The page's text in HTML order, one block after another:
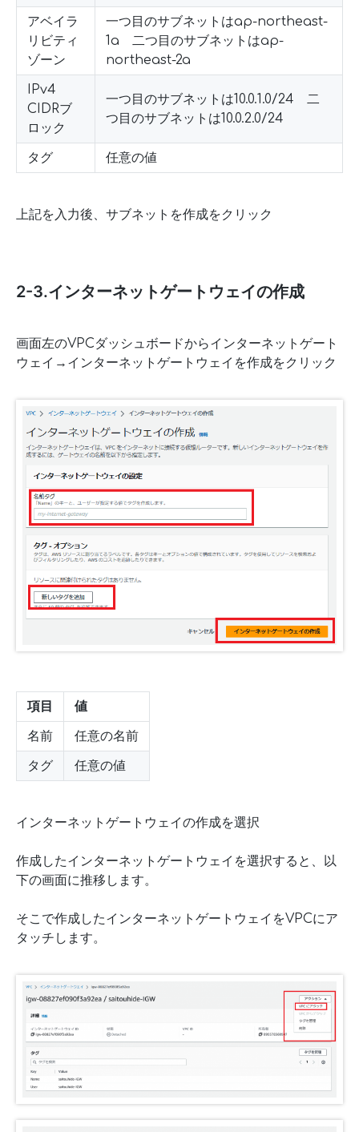
アベイラ
リビティ
ゾーン
一つ目のサブネットはap-northeast-
1a 二つ目のサブネットはap-
northeast-2a
IPv4
CIDRブ
ロック
一つ目のサブネットは10.0.1.0/24 二
つ目のサブネットは10.0.2.0/24
タグ 任意の値
上記を入力後、サブネットを作成をクリック
2-3.インターネットゲートウェイの作成
画面左のVPCダッシュボードからインターネットゲート
ウェイ→インターネットゲートウェイを作成をクリック
項目 値
名前 任意の名前
タグ 任意の値
インターネットゲートウェイの作成を選択
作成したインターネットゲートウェイを選択すると、以
下の画面に推移します。
そこで作成したインターネットゲートウェイをVPCにア
タッチします。